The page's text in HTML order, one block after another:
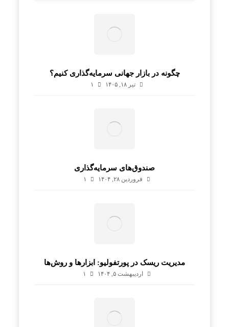
چگونه در بازار جهانی سرمایه‌گذاری کنیم؟
تیر ۱۸, ۱۴۰۵ ۱
صندوق‌های سرمایه‌گذاری
فروردین ۲۸, ۱۴۰۴ ۱
مدیریت ریسک در پورتفولیو: ابزارها و روش‌ها
اردیبهشت ۵, ۱۴۰۴ ۱